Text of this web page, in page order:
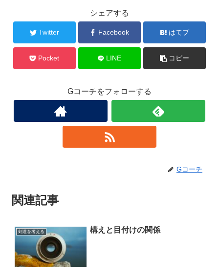
シェアする
Twitter Facebook はてブ
Pocket LINE コピー
Gコーチをフォローする
Gコーチ
関連記事
剣道を考える 構えと目付けの関係